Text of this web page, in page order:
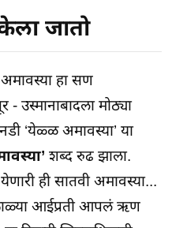
जातो
हा सण
उस्मानाबादला मोठ्या
‘येळ्ळ अमावस्या’ या
शब्द रुढ झाला.
ही सातवी अमावस्या...
काळ्या आईप्रती आपलं ऋण